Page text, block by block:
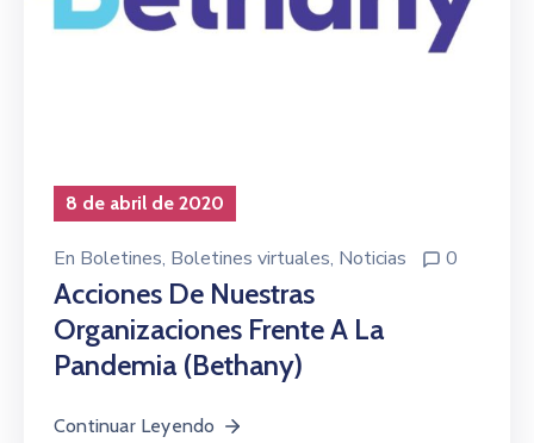
8 de abril de 2020
En Boletines‚ Boletines virtuales‚ Noticias 0
Acciones De Nuestras
Organizaciones Frente A La
Pandemia (Bethany)
Continuar Leyendo